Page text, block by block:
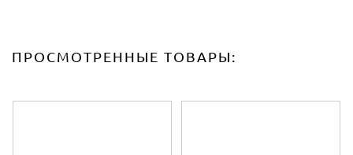
ПРОСМОТРЕННЫЕ ТОВАРЫ: